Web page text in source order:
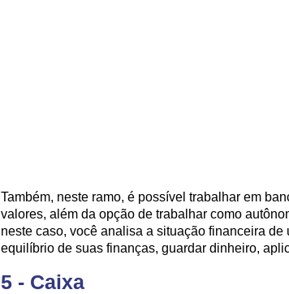
Também, neste ramo, é possível trabalhar em
valores, além da opção de trabalhar como
neste caso, você analisa a situação financeira
equilíbrio de suas finanças, guardar dinheiro,
5 - Caixa